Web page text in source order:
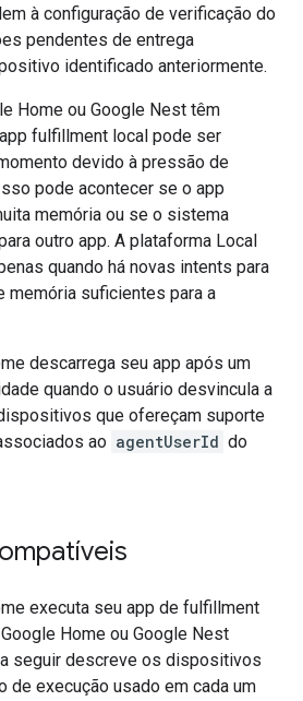
à configuração de verificação do
pendentes de entrega
identificado anteriormente.
Home ou Google Nest têm
fulfillment local pode ser
devido à pressão de
pode acontecer se o app
memória ou se o sistema
outro app. A plataforma Local
quando há novas intents para
memória suficientes para a
descarrega seu app após um
quando o usuário desvincula a
que ofereçam suporte
ao agentUserId do
executa seu app de fulfillment
Home ou Google Nest
seguir descreve os dispositivos
de execução usado em cada um